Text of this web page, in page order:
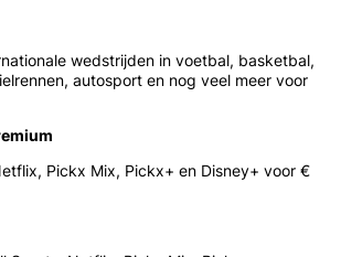
wedstrijden in voetbal, basketbal,
autosport en nog veel meer voor
Pickx Mix, Pickx+ en Disney+ voor €